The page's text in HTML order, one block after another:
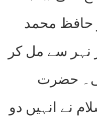
حافظ محمد
سے مل کر
حضرت
نے انہیں دو